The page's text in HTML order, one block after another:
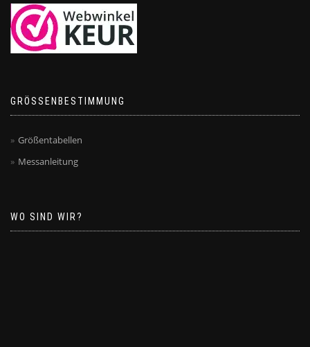
GRÖSSENBESTIMMUNG
Größentabellen
Messanleitung
WO SIND WIR?